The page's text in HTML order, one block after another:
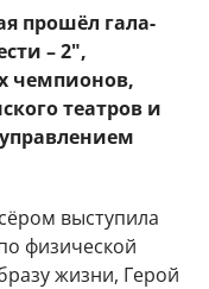
прошёл гала-
– 2",
чемпионов,
театров и
выступила
физической
жизни, Герой